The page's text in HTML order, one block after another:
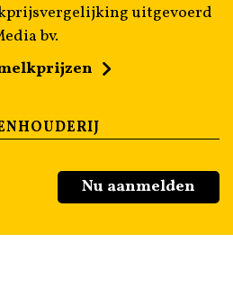
uitgevoerd
bv.
Nu aanmelden